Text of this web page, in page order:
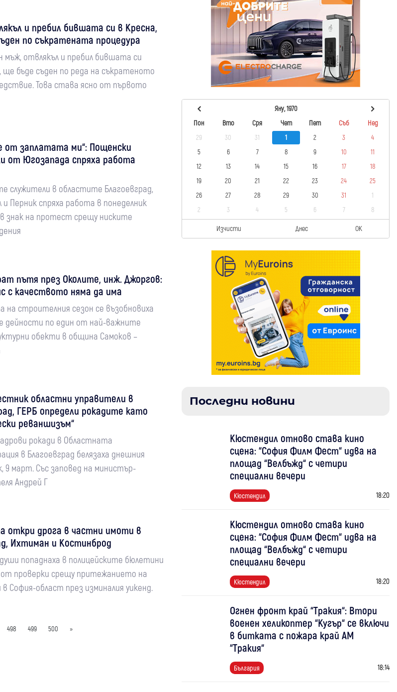
и пребил бившата си в Кресна,
по съкратената процедура
мъж, отвлякъл и пребил бившата си
ще бъде съден по реда на съкратеното
Това става ясно от първото
от заплатата ми“: Пощенски
от Югозапада спряха работа
служители в областите Благоевград,
Перник спряха работа в понеделник
знак на протест срещу ниските
пътя през Околите, инж. Джоргов:
с качеството няма да има
на строителния сезон се възобновиха
дейности по един от най-важните
обекти в община Самоков –
областни управители в
ГЕРБ определи рокадите като
реваншизъм“
рокади в Областната
в Благоевград белязаха днешния
9 март. Със заповед на министър-
Андрей Г
откри дрога в частни имоти в
Ихтиман и Костинброд
попаднаха в полицейските бюлетини
от проверки срещу притежанието на
София-област през изминалия уикенд.
498 499 500 »
Яну, 1970
Пон
Вто Сря Чет Пет Съб
Нед
29
30 31 1 2 3
4
5
6 7 8 9 10
11
12
13 14 15 16 17
18
19
20 21 22 23 24
25
26
27 28 29 30 31
1
2
3 4 5 6 7 8
Изчисти Днес OK
Последни новини
Кюстендил отново става кино
сцена: “София Филм Фест“ идва на
площад “Велбъжд“ с четири
специални вечери
Кюстендил 18:20
Кюстендил отново става кино
сцена: “София Филм Фест“ идва на
площад “Велбъжд“ с четири
специални вечери
Кюстендил 18:20
Огнен фронт край “Тракия“: Втори
военен хеликоптер “Кугър“ се включи
в битката с пожара край АМ
“Тракия“
България 18:14